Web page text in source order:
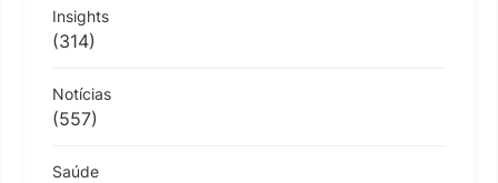
Insights
(314)
Notícias
(557)
Saúde